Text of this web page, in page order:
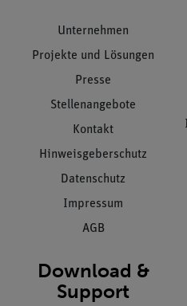
Unternehmen
Projekte und Lösungen
Presse
Stellenangebote
Kontakt
Hinweisgeberschutz
Datenschutz
Impressum
AGB
Download &
Support